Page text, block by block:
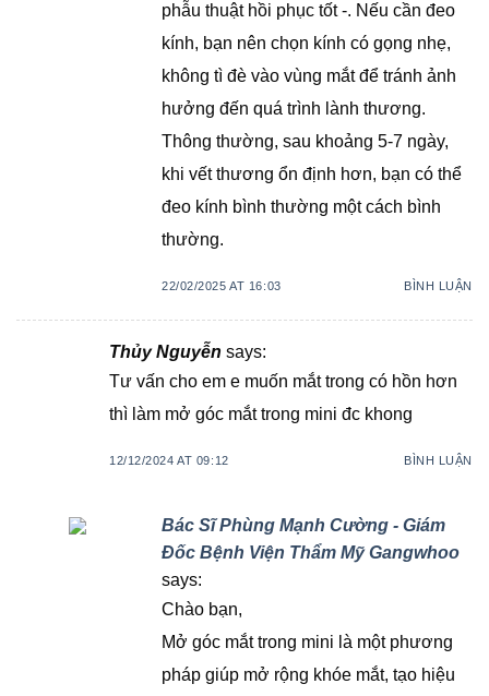
phẫu thuật hồi phục tốt -. Nếu cần đeo
kính, bạn nên chọn kính có gọng nhẹ,
không tì đè vào vùng mắt để tránh ảnh
hưởng đến quá trình lành thương.
Thông thường, sau khoảng 5-7 ngày,
khi vết thương ổn định hơn, bạn có thể
đeo kính bình thường một cách bình
thường.
22/02/2025 AT 16:03 BÌNH LUẬN
Thủy Nguyễn says:
Tư vấn cho em e muốn mắt trong có hồn hơn
thì làm mở góc mắt trong mini đc khong
12/12/2024 AT 09:12 BÌNH LUẬN
Bác Sĩ Phùng Mạnh Cường - Giám
Đốc Bệnh Viện Thẩm Mỹ Gangwhoo
says:
Chào bạn,
Mở góc mắt trong mini là một phương
pháp giúp mở rộng khóe mắt, tạo hiệu